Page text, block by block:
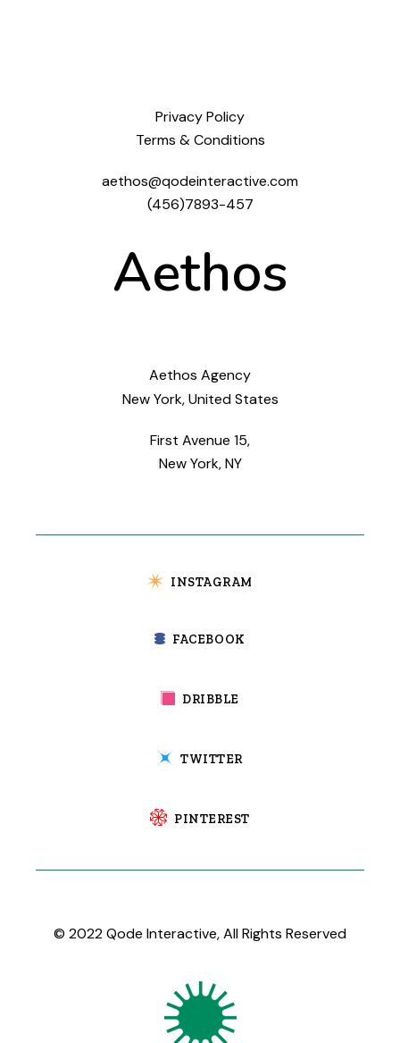
Privacy Policy
Terms & Conditions
aethos@qodeinteractive.com
(456)7893-457
Aethos
Aethos Agency
New York, United States
First Avenue 15,
New York, NY
INSTAGRAM
FACEBOOK
DRIBBLE
TWITTER
PINTEREST
© 2022Qode Interactive, All Rights Reserved